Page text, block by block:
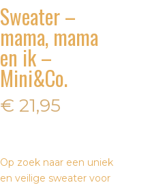
Sweater –
mama, mama
en ik –
Mini&Co.
€ 21,95
Op zoek naar een uniek
en veilige sweater voor